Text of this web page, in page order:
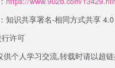
知识共享署名-相同方式共享
许可
供个人学习交流,转载时请以超